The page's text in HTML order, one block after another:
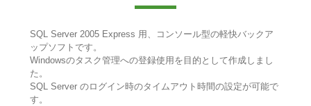
SQL Server 2005 Express 用、コンソール型の軽快バックア
ップソフトです。
Windowsのタスク管理への登録使用を目的として作成しまし
た。
SQL Server のログイン時のタイムアウト時間の設定が可能で
す。